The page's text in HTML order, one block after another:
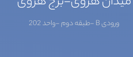
ورودی B -طبقه دوم -واحد 202